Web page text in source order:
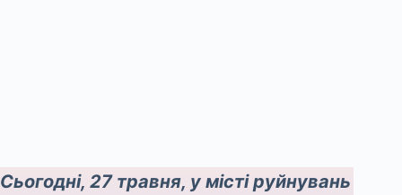
Сьогодні, 27 травня, у місті руйнувань